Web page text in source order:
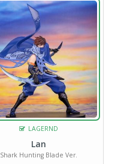
LAGERND
Lan
Shark Hunting Blade Ver.